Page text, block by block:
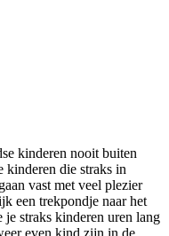
kinderen nooit buiten
het
kinderen uren lang
even kind zijn in de